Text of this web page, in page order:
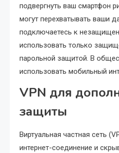
подвергнуть ваш смартфон
могут перехватывать ваши
подключаетесь к
использовать только
парольной защитой. В
использовать мобильный
VPN для
защиты
Виртуальная частная сеть
интернет-соединение и